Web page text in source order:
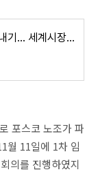
공급과잉 中철강, 저가 밀어내기… 세계시장 휘청[딥다이브]
포스코 노조가 파
월 11일에 1차 임
의를 진행하였지